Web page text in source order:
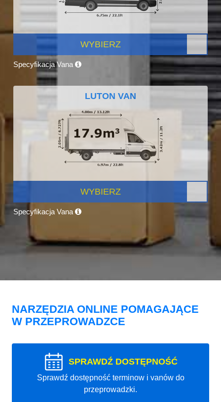
WYBIERZ
Specyfikacja Vana
LUTON VAN
WYBIERZ
Specyfikacja Vana
NARZĘDZIA ONLINE POMAGAJĄCE
W PRZEPROWADZCE
SPRAWDŹ DOSTĘPNOŚĆ
Sprawdź dostępność terminow i vanów do
przeprowadzki.